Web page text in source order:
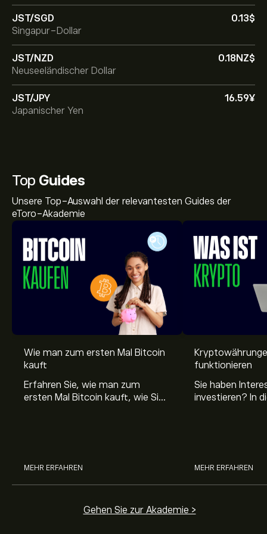
JST/SGD
0.13‎$‎
Singapur-Dollar
JST/NZD
0.18‎NZ$‎
Neuseeländischer Dollar
JST/JPY
16.59‎¥‎
Japanischer Yen
Top Guides
Unsere Top-Auswahl der relevantesten Guides der
eToro-Akademie
Wie man zum ersten Mal Bitcoin
kauft
Erfahren Sie, wie man zum
ersten Mal Bitcoin kauft, wie Sie
MEHR ERFAHREN
funktionieren
Sie haben
investieren? In
MEHR ERFAHREN
Gehen Sie zur Akademie >
Der aktuelle Preis von JST beträgt 0.10517‎$‎ USD
Die Marktkapitalisierung von JUST beträgt 870.23M‎$‎
USD
JUST hat ein 24-Stunden-Tradingvolumen von